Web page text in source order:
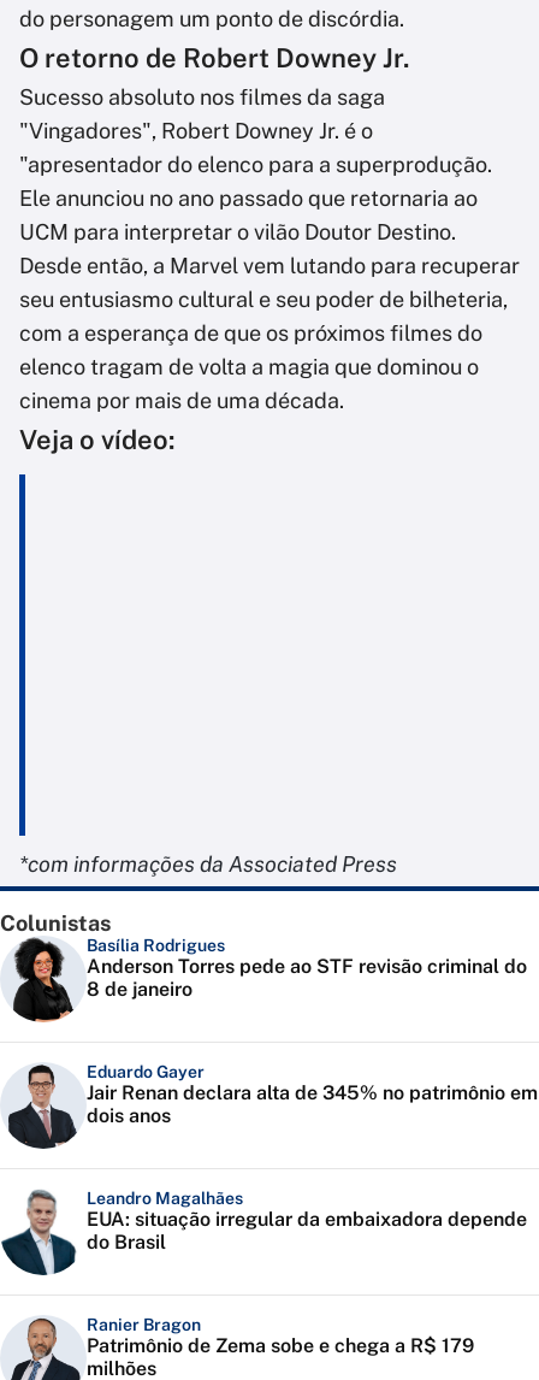
do personagem um ponto de discórdia.
O retorno de Robert Downey Jr.
Sucesso absoluto nos filmes da saga
"Vingadores", Robert Downey Jr. é o
"apresentador do elenco para a superprodução.
Ele anunciou no ano passado que retornaria ao
UCM para interpretar o vilão Doutor Destino.
Desde então, a Marvel vem lutando para recuperar
seu entusiasmo cultural e seu poder de bilheteria,
com a esperança de que os próximos filmes do
elenco tragam de volta a magia que dominou o
cinema por mais de uma década.
Veja o vídeo:
*com informações da Associated Press
Colunistas
Basília Rodrigues
Anderson Torres pede ao STF revisão criminal do
8 de janeiro
Eduardo Gayer
Jair Renan declara alta de 345% no patrimônio em
dois anos
Leandro Magalhães
EUA: situação irregular da embaixadora depende
do Brasil
Ranier Bragon
Patrimônio de Zema sobe e chega a R$ 179
milhões